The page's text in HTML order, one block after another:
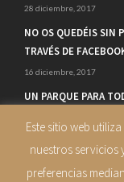
28 diciembre, 2017
NO OS QUEDÉIS SIN
TRAVÉS DE
16 diciembre, 2017
UN PARQUE PARA
Este sitio web
nuestros servicios
preferencias